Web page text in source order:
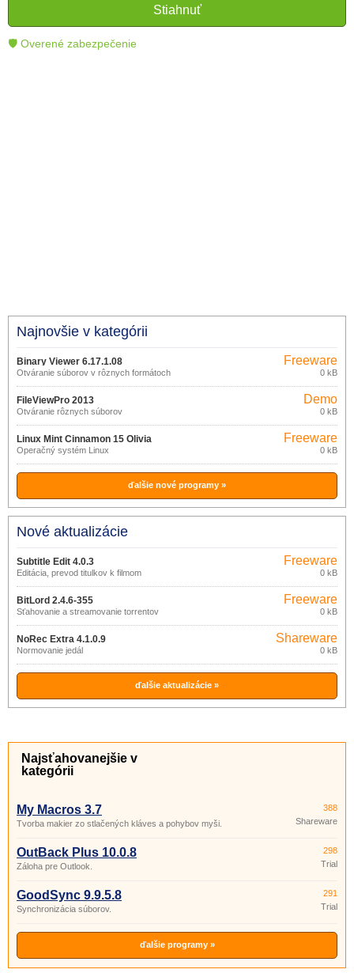
čitateľom lepšie porozumieť a využiť moderné
technológie.
Stiahnuť
🛡 Overené zabezpečenie
Najnovšie v kategórii
Binary Viewer 6.17.1.08
Otváranie súborov v rôznych formátoch
Freeware
0 kB
FileViewPro 2013
Otváranie rôznych súborov
Demo
0 kB
Linux Mint Cinnamon 15 Olivia
Operačný systém Linux
Freeware
0 kB
ďalšie nové programy »
Nové aktualizácie
Subtitle Edit 4.0.3
Editácia, prevod titulkov k filmom
Freeware
0 kB
BitLord 2.4.6-355
Sťahovanie a streamovanie torrentov
Freeware
0 kB
NoRec Extra 4.1.0.9
Normovanie jedál
Shareware
0 kB
ďalšie aktualizácie »
Najsťahovanejšie v
kategórii
My Macros 3.7
Tvorba makier zo stlačených kláves a pohybov myši.
388
Shareware
OutBack Plus 10.0.8
Záloha pre Outlook.
298
Trial
GoodSync 9.9.5.8
Synchronizácia súborov.
291
Trial
ďalšie programy »